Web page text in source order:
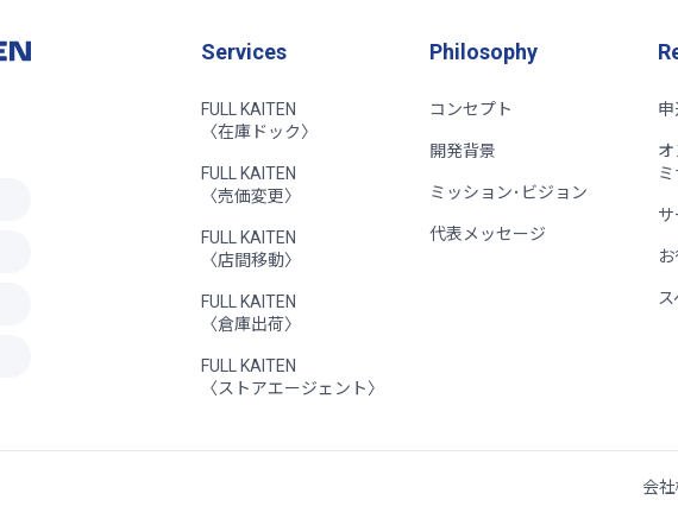
Services
FULL KAITEN
〈在庫ドック〉
FULL KAITEN
〈売価変更〉
FULL KAITEN
〈店間移動〉
FULL KAITEN
〈倉庫出荷〉
FULL KAITEN
〈ストアエージェント〉
Philosophy
コンセプト
開発背景
ミッション･ビジョン
代表メッセージ
会